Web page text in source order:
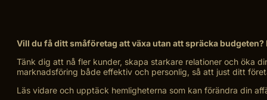
Vill du få ditt småföretag att växa utan att spräcka
Tänk dig att nå fler kunder, skapa starkare relationer och öka
marknadsföring både effektiv och personlig, så att just ditt
Läs vidare och upptäck hemligheterna som kan förändra din